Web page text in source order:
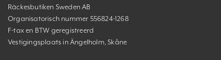
Räckesbutiken Sweden AB
Organisatorisch nummer 556824-1268
F-tax en BTW geregistreerd
Vestigingsplaats in Ängelholm, Skåne